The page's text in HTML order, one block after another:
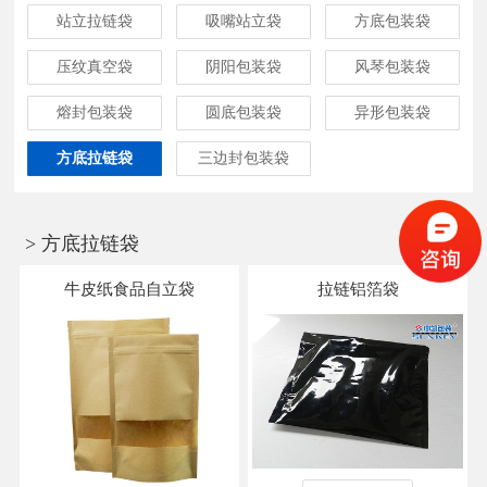
站立拉链袋 吸嘴站立袋 方底包装袋
压纹真空袋 阴阳包装袋 风琴包装袋
熔封包装袋 圆底包装袋 异形包装袋
方底拉链袋 三边封包装袋
> 方底拉链袋
牛皮纸食品自立袋 拉链铝箔袋